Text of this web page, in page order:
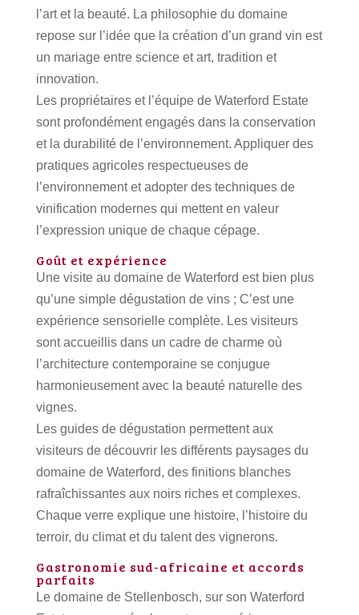
l’art et la beauté. La philosophie du domaine
repose sur l’idée que la création d’un grand vin est
un mariage entre science et art, tradition et
innovation.
Les propriétaires et l’équipe de Waterford Estate
sont profondément engagés dans la conservation
et la durabilité de l’environnement. Appliquer des
pratiques agricoles respectueuses de
l’environnement et adopter des techniques de
vinification modernes qui mettent en valeur
l’expression unique de chaque cépage.
Goût et expérience
Une visite au domaine de Waterford est bien plus
qu’une simple dégustation de vins ; C’est une
expérience sensorielle complète. Les visiteurs
sont accueillis dans un cadre de charme où
l’architecture contemporaine se conjugue
harmonieusement avec la beauté naturelle des
vignes.
Les guides de dégustation permettent aux
visiteurs de découvrir les différents paysages du
domaine de Waterford, des finitions blanches
rafraîchissantes aux noirs riches et complexes.
Chaque verre explique une histoire, l’histoire du
terroir, du climat et du talent des vignerons.
Gastronomie sud-africaine et accords
parfaits
Le domaine de Stellenbosch, sur son Waterford